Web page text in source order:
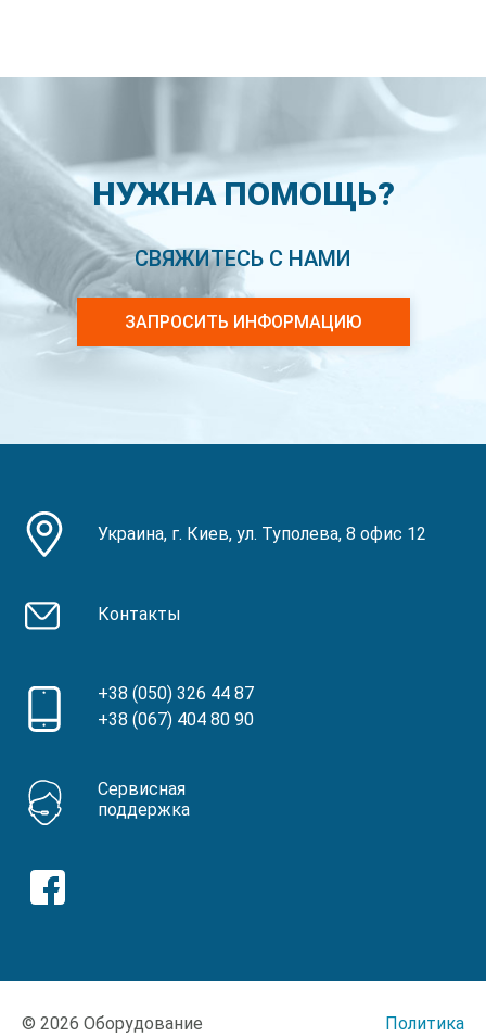
НУЖНА ПОМОЩЬ?
СВЯЖИТЕСЬ С НАМИ
ЗАПРОСИТЬ ИНФОРМАЦИЮ
Украина, г. Киев, ул. Туполева, 8 офис 12
Контакты
+38 (050) 326 44 87
+38 (067) 404 80 90
Сервисная
поддержка
© 2026 Оборудование
Политика